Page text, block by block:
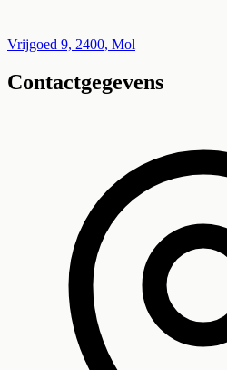
+
−
Vrijgoed 9, 2400, Mol
Contactgegevens